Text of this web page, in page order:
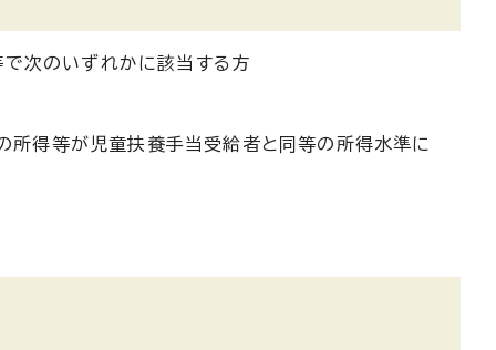
次のいずれかに該当する方
所得等が児童扶養手当受給者と同等の所得水準に